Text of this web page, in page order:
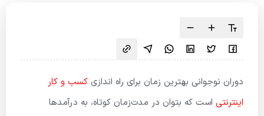
دوران نوجوانی بهترین زمان برای راه اندازی کسب و کار
اینترنتی است که بتوان در مدت‌زمان کوتاه، به درآمدها